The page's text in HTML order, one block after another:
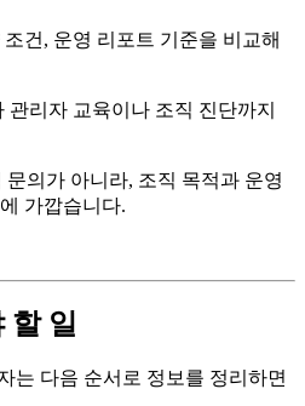
건, 운영 리포트 기준을 비교해
관리자 교육이나 조직 진단까지
의가 아니라, 조직 목적과 운영
가깝습니다.
할 일
는 다음 순서로 정보를 정리하면